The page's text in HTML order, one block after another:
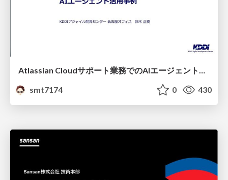
Atlassian Cloudサポート業務でのAIエージェント活用事例
smt7174
0 430